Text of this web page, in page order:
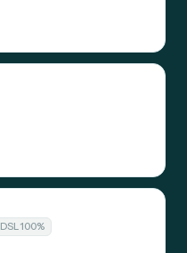
DSL 100%